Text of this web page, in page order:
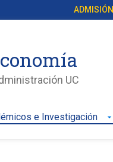
ADMISIÓN
UC
e Investigación arrow_drop_down